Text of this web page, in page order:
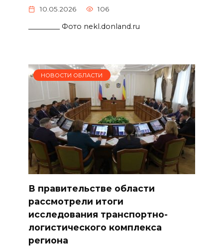
10.05.2026 106
_________ Фото nekl.donland.ru
НОВОСТИ ОБЛАСТИ
В правительстве области
рассмотрели итоги
исследования транспортно-
логистического комплекса
региона